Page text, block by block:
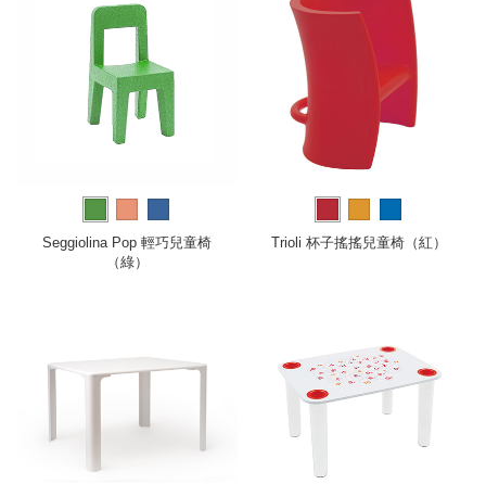
Seggiolina Pop 輕巧兒童椅
（綠）
Trioli 杯子搖搖兒童椅（紅）